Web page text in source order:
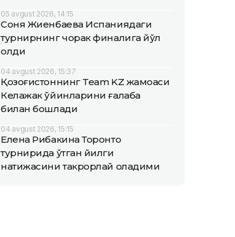
05 avgust 2026, 14:15
Соня Жиенбаева Испаниядаги
турнирнинг чорак финалига йўл
олди
04 avgust 2026, 15:37
Қозоғистоннинг Team KZ жамоаси
Келажак ўйинларини ғалаба
билан бошлади
04 avgust 2026, 15:15
Елена Рибакина Торонто
турнирида ўтган йилги
натижасини такрорлай оладими